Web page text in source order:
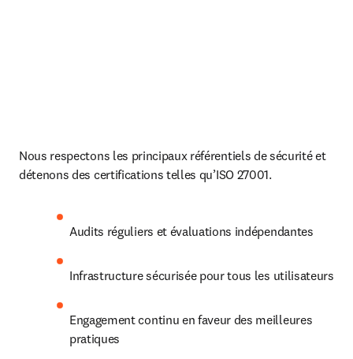
Nous respectons les principaux référentiels de sécurité et
détenons des certifications telles qu’ISO 27001.
Audits réguliers et évaluations indépendantes
Infrastructure sécurisée pour tous les utilisateurs
Engagement continu en faveur des meilleures
pratiques